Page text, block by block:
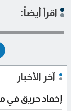
اقرأ أيضاً:
آخر الأخبار
إخماد حريق في